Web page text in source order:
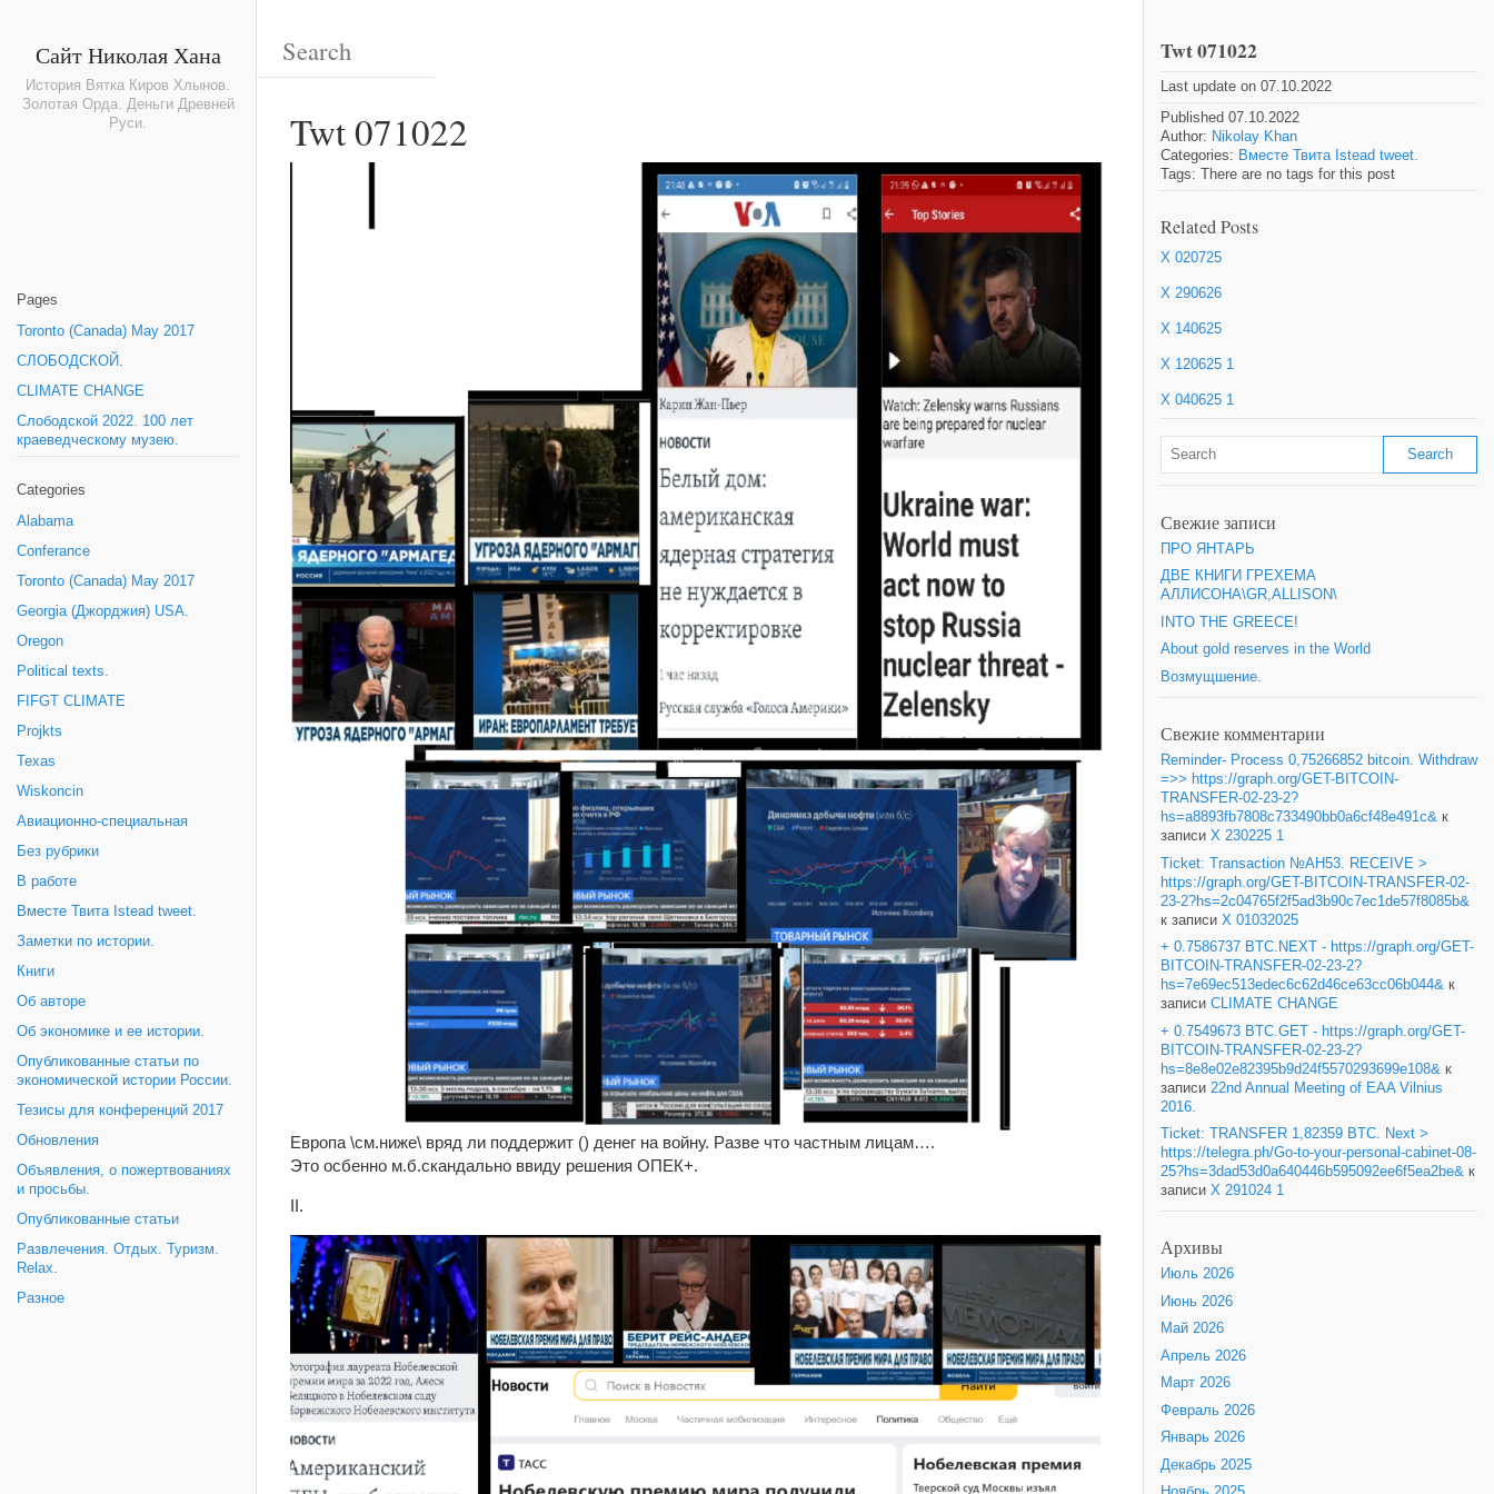
Сайт Николая Хана
История Вятка Киров Хлынов.
Золотая Орда. Деньги Древней
Руси.
Pages
Toronto (Canada) May 2017
СЛОБОДСКОЙ.
CLIMATE CHANGE
Слободской 2022. 100 лет
краеведческому музею.
Categories
Alabama
Conferance
Toronto (Canada) May 2017
Georgia (Джорджия) USA.
Oregon
Political texts.
FIFGT CLIMATE
Projkts
Texas
Wiskoncin
Авиационно-специальная
Без рубрики
В работе
Вместе Твита Istead tweet.
Заметки по истории.
Книги
Об авторе
Об экономике и ее истории.
Опубликованные статьи по
экономической истории России.
Тезисы для конференций 2017
Обновления
Объявления, о пожертвованиях
и просьбы.
Опубликованные статьи
Развлечения. Отдых. Туризм.
Relax.
Разное
Twt 071022
Европа \см.ниже\ вряд ли поддержит () денег на войну. Разве что частным лицам….
Это осбенно м.б.скандально ввиду решения ОПЕК+.
II.
Twt 071022
Last update on 07.10.2022
Published 07.10.2022
Author: Nikolay Khan
Categories: Вместе Твита Istead tweet.
Tags: There are no tags for this post
Related Posts
X 020725
X 290626
X 140625
X 120625 1
X 040625 1
Свежие записи
ПРО ЯНТАРЬ
ДВЕ КНИГИ ГРЕХЕМА
АЛЛИСОНА\GR,ALLISON\
INTO THE GREECE!
About gold reserves in the World
Возмущшение.
Свежие комментарии
Reminder- Process 0,75266852 bitcoin. Withdraw
=>> https://graph.org/GET-BITCOIN-
TRANSFER-02-23-2?
hs=a8893fb7808c733490bb0a6cf48e491c& к
записи X 230225 1
Ticket: Transaction №AH53. RECEIVE >
https://graph.org/GET-BITCOIN-TRANSFER-02-
23-2?hs=2c04765f2f5ad3b90c7ec1de57f8085b&
к записи X 01032025
+ 0.7586737 BTC.NEXT - https://graph.org/GET-
BITCOIN-TRANSFER-02-23-2?
hs=7e69ec513edec6c62d46ce63cc06b044& к
записи CLIMATE CHANGE
+ 0.7549673 BTC.GET - https://graph.org/GET-
BITCOIN-TRANSFER-02-23-2?
hs=8e8e02e82395b9d24f5570293699e108& к
записи 22nd Annual Meeting of EAA Vilnius
2016.
Ticket: TRANSFER 1,82359 BTC. Next >
https://telegra.ph/Go-to-your-personal-cabinet-08-
25?hs=3dad53d0a640446b595092ee6f5ea2be& к
записи X 291024 1
Архивы
Июль 2026
Июнь 2026
Май 2026
Апрель 2026
Март 2026
Февраль 2026
Январь 2026
Декабрь 2025